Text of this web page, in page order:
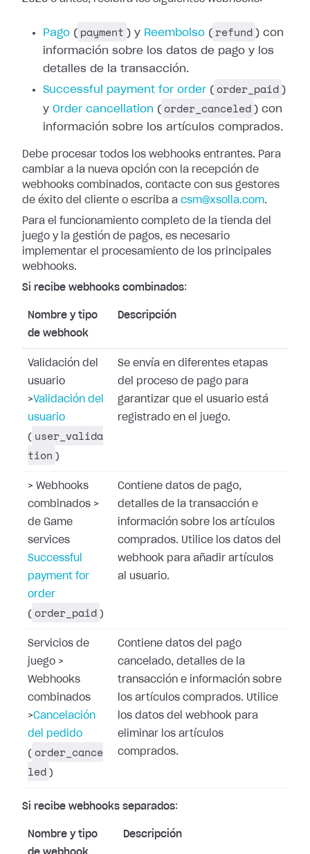
Pago ( payment ) y Reembolso ( refund ) con
información sobre los datos de pago y los
detalles de la transacción.
Successful
payment for order( order_paid )
y Order cancellation ( order_canceled ) con
información sobre los artículos comprados.
Debe procesar todos los webhooks entrantes. Para
cambiar a la nueva opción con la recepción de
webhooks combinados, contacte con sus gestores
de éxito del cliente o escriba a csm@xsolla.com.
Para el funcionamiento completo de la tienda del
juego y la gestión de pagos, es necesario
implementar el procesamiento de los principales
webhooks.
Si recibe webhooks combinados:
Nombre y tipo
de webhook
Descripción
Validación del
usuario
>Validación del
usuario
( user_valida
tion )
Se envía en diferentes etapas
del proceso de pago para
garantizar que el usuario está
registrado en el juego.
> Webhooks
combinados >
de Game
services
Successful
payment for
order
( order_paid )
Contiene datos de pago,
detalles de la transacción e
información sobre los artículos
comprados. Utilice los datos del
webhook para añadir artículos
al usuario.
Servicios de
juego >
Webhooks
combinados
>Cancelación
del pedido
( order_cance
led )
Contiene datos del pago
cancelado, detalles de la
transacción e información sobre
los artículos comprados. Utilice
los datos del webhook para
eliminar los artículos
comprados.
Si recibe webhooks separados:
Nombre y tipo
Descripción